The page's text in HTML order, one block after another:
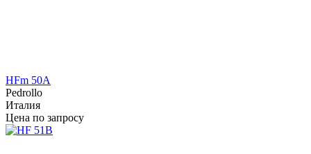
HFm 50A
Pedrollo
Италия
Цена по запросу